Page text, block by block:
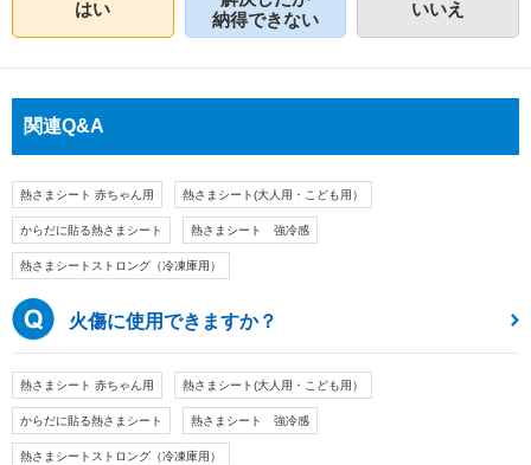
はい
納得できない
いいえ
関連Q&A
熱さまシート 赤ちゃん用 熱さまシート(大人用・こども用）
からだに貼る熱さまシート 熱さまシート 強冷感
熱さまシートストロング（冷凍庫用）
火傷に使用できますか？
熱さまシート 赤ちゃん用 熱さまシート(大人用・こども用）
からだに貼る熱さまシート 熱さまシート 強冷感
熱さまシートストロング（冷凍庫用）